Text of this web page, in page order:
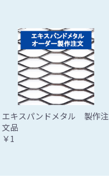
エキスパンドメタル 製作注
文品
￥1